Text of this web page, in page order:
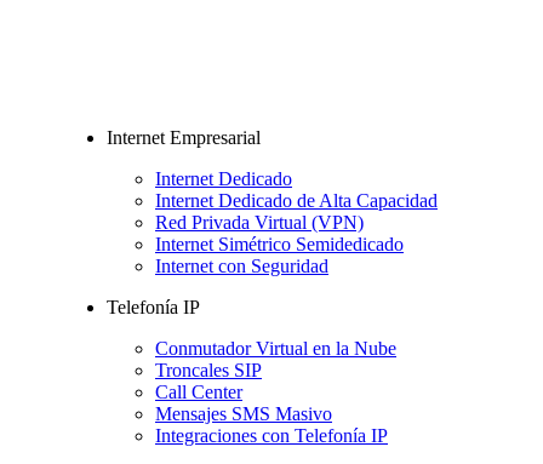
Internet Empresarial
Internet Dedicado
Internet Dedicado de Alta Capacidad
Red Privada Virtual (VPN)
Internet Simétrico Semidedicado
Internet con Seguridad
Telefonía IP
Conmutador Virtual en la Nube
Troncales SIP
Call Center
Mensajes SMS Masivo
Integraciones con Telefonía IP